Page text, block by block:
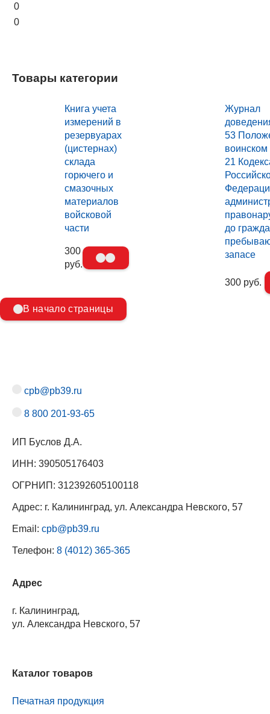
0
0
Товары категории
Книга учета
измерений в
резервуарах
(цистернах)
склада
горючего и
смазочных
материалов
войсковой
части
300
руб.
Журнал
53
воинском
21
до
запасе
300 руб.
В начало страницы
cpb@pb39.ru
8 800 201-93-65
ИП Буслов Д.А.
ИНН: 390505176403
ОГРНИП: 312392605100118
Адрес: г. Калининград, ул. Александра Невского, 57
Email: cpb@pb39.ru
Телефон: 8 (4012) 365-365
Адрес
г. Калининград,
ул. Александра Невского, 57
Каталог товаров
Печатная продукция